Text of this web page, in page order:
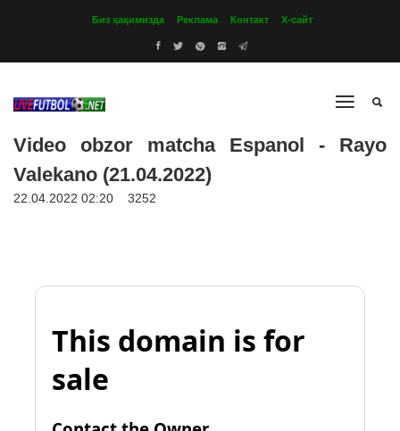
Биз ҳақимизда Реклама Контакт Х-сайт
Video obzor matcha Espanol - Rayo
Valekano (21.04.2022)
22.04.2022 02:20 3252